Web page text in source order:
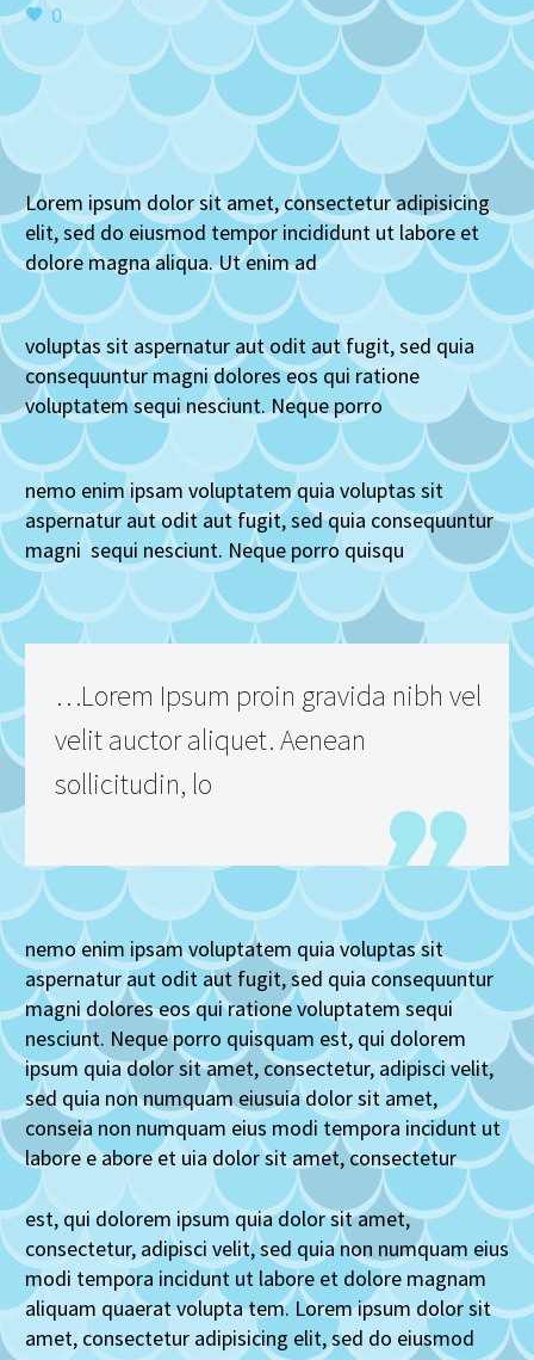
0
Lorem ipsum dolor sit amet, consectetur adipisicing
elit, sed do eiusmod tempor incididunt ut labore et
dolore magna aliqua. Ut enim ad
voluptas sit aspernatur aut odit aut fugit, sed quia
consequuntur magni dolores eos qui ratione
voluptatem sequi nesciunt. Neque porro
nemo enim ipsam voluptatem quia voluptas sit
aspernatur aut odit aut fugit, sed quia consequuntur
magni sequi nesciunt. Neque porro quisqu
…Lorem Ipsum proin gravida nibh vel
velit auctor aliquet. Aenean
sollicitudin, lo
nemo enim ipsam voluptatem quia voluptas sit
aspernatur aut odit aut fugit, sed quia consequuntur
magni dolores eos qui ratione voluptatem sequi
nesciunt. Neque porro quisquam est, qui dolorem
ipsum quia dolor sit amet, consectetur, adipisci velit,
sed quia non numquam eiusuia dolor sit amet,
conseia non numquam eius modi tempora incidunt ut
labore e abore et uia dolor sit amet, consectetur
est, qui dolorem ipsum quia dolor sit amet,
consectetur, adipisci velit, sed quia non numquam eius
modi tempora incidunt ut labore et dolore magnam
aliquam quaerat volupta tem. Lorem ipsum dolor sit
amet, consectetur adipisicing elit, sed do eiusmod